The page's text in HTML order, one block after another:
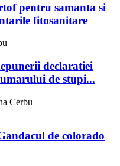
pentru samanta si
fitosanitare
declaratiei
de stupi...
Cerbu
de colorado